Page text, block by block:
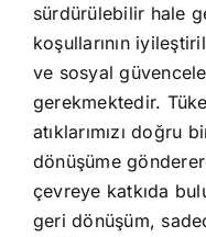
sürdürülebilir hale
koşullarının
ve sosyal
gerekmektedir.
atıklarımızı doğru
dönüşüme
çevreye katkıda
geri dönüşüm,